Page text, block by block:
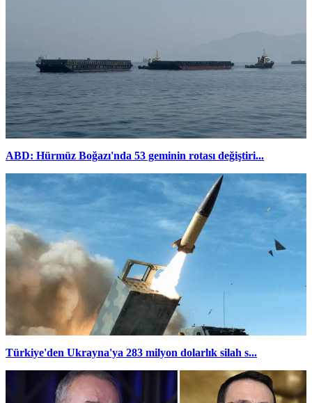
ABD: Hürmüz Boğazı'nda 53 geminin rotası değiştiri...
Türkiye'den Ukrayna'ya 283 milyon dolarlık silah s...